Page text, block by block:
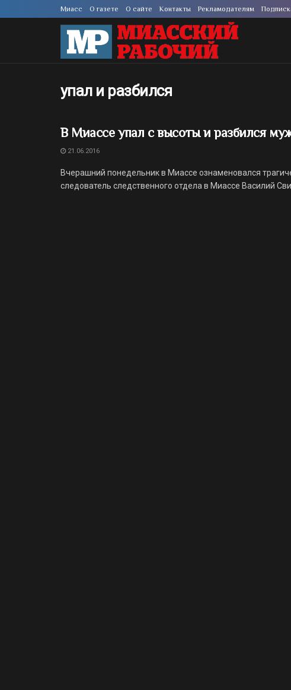
Миасс О газете О сайте Контакты Рекламодателям
упал и разбился
В Миассе упал с высоты и разбился
21.06.2016
Вчерашний понедельник в Миассе ознаменовался
следователь следственного отдела в Миассе Василий